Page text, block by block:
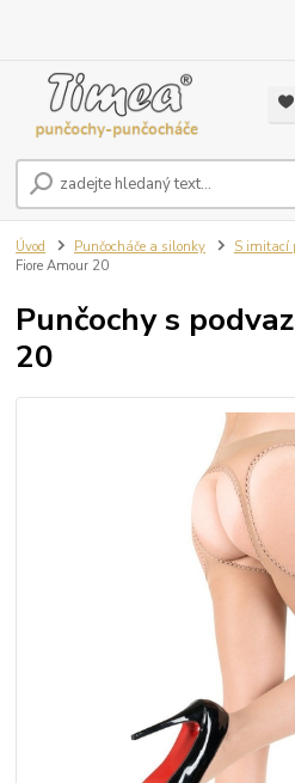
Úvod Punčocháče a silonky S imitací
Fiore Amour 20
Punčochy s
20